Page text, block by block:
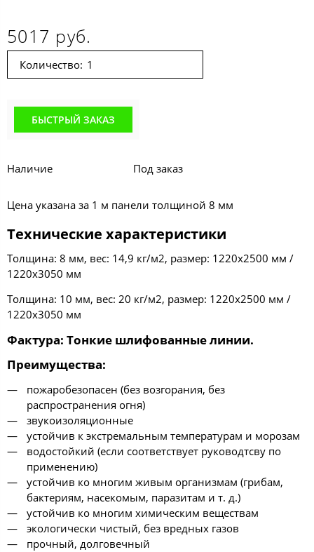
5017 руб.
Количество:
БЫСТРЫЙ ЗАКАЗ
Наличие Под заказ
Цена указана за 1 м панели толщиной 8 мм
Технические характеристики
Толщина: 8 мм, вес: 14,9 кг/м2, размер: 1220х2500 мм /
1220х3050 мм
Толщина: 10 мм, вес: 20 кг/м2, размер: 1220х2500 мм /
1220х3050 мм
Фактура: Тонкие шлифованные линии.
Преимущества:
пожаробезопасен (без возгорания, без
распространения огня)
звукоизоляционные
устойчив к экстремальным температурам и морозам
водостойкий (если соответствует руководтсву по
применению)
устойчив ко многим живым организмам (грибам,
бактериям, насекомым, паразитам и т. д.)
устойчив ко многим химическим веществам
экологически чистый, без вредных газов
прочный, долговечный